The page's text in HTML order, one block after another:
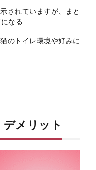
されていますが、まと
なる
のトイレ環境や好みに
メリット